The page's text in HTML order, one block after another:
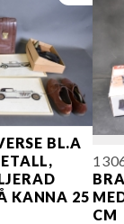
BL.A
KANNA 25
CM